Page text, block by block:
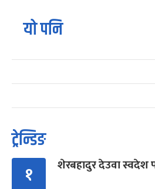
यो पनि
ट्रेन्डिङ
१ शेरबहादुर देउवा स्वदेश